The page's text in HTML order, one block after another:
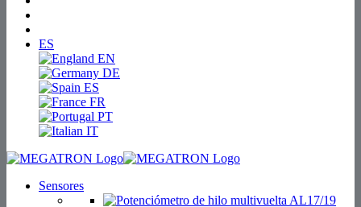
ES
EN
DE
ES
FR
PT
IT
Sensores